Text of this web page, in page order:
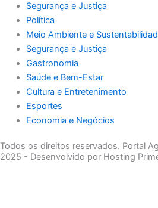
Segurança e Justiça
Política
Meio Ambiente e
Segurança e Justiça
Gastronomia
Saúde e Bem-Estar
Cultura e Entretenimento
Esportes
Economia e Negócios
Todos os direitos reservados. Portal
2025 - Desenvolvido por Hosting